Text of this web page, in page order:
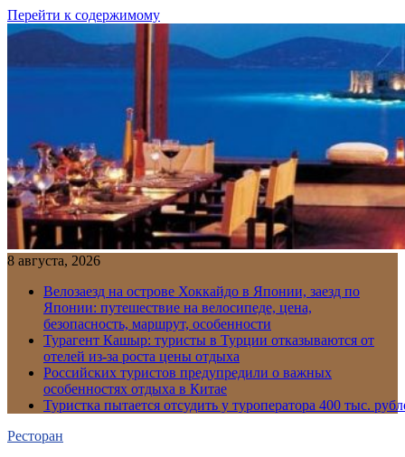
Перейти к содержимому
8 августа, 2026
Велозаезд на острове Хоккайдо в Японии, заезд по
Японии: путешествие на велосипеде, цена,
безопасность, маршрут, особенности
Турагент Кашыр: туристы в Турции отказываются от
отелей из-за роста цены отдыха
Российских туристов предупредили о важных
особенностях отдыха в Китае
Туристка пытается отсудить у туроператора 400 тыс.
Ресторан